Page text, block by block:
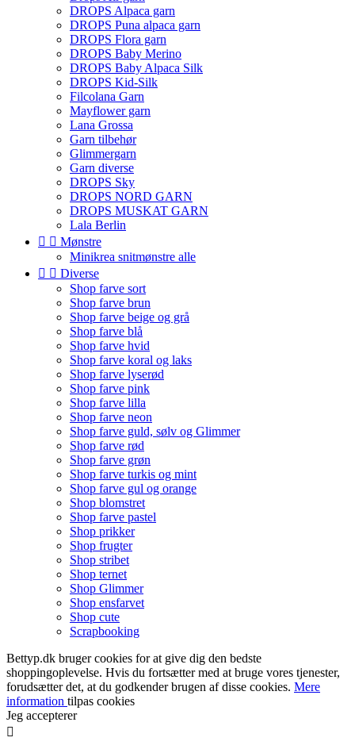
DROPS Alpaca garn
DROPS Puna alpaca garn
DROPS Flora garn
DROPS Baby Merino
DROPS Baby Alpaca Silk
DROPS Kid-Silk
Filcolana Garn
Mayflower garn
Lana Grossa
Garn tilbehør
Glimmergarn
Garn diverse
DROPS Sky
DROPS NORD GARN
DROPS MUSKAT GARN
Lala Berlin
  Mønstre
Minikrea snitmønstre alle
  Diverse
Shop farve sort
Shop farve brun
Shop farve beige og grå
Shop farve blå
Shop farve hvid
Shop farve koral og laks
Shop farve lyserød
Shop farve pink
Shop farve lilla
Shop farve neon
Shop farve guld, sølv og Glimmer
Shop farve rød
Shop farve grøn
Shop farve turkis og mint
Shop farve gul og orange
Shop blomstret
Shop farve pastel
Shop prikker
Shop frugter
Shop stribet
Shop ternet
Shop Glimmer
Shop ensfarvet
Shop cute
Scrapbooking
Bettyp.dk bruger cookies for at give dig den bedste
shoppingoplevelse. Hvis du fortsætter med at bruge vores tjenester,
forudsætter det, at du godkender brugen af disse cookies. Mere
information tilpas cookies
Jeg accepterer
